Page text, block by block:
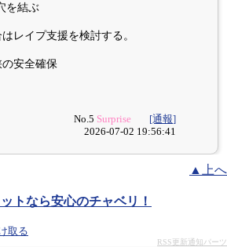
を結ぶ
レイプ支援を検討する。
安全確保
No.5 Surprise
[通報]
2026-07-02 19:56:41
▲上へ
トなら安心のチャベリ！
取る
RSS更新通知パーツ